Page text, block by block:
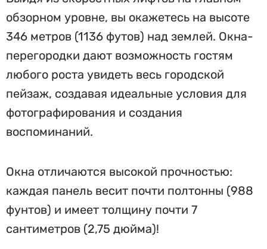
обзорном уровне, вы окажетесь на высоте
346 метров (1136 футов) над землей. Окна-
перегородки дают возможность гостям
любого роста увидеть весь городской
пейзаж, создавая идеальные условия для
фотографирования и создания
воспоминаний.
Окна отличаются высокой прочностью:
каждая панель весит почти полтонны (988
фунтов) и имеет толщину почти 7
сантиметров (2,75 дюйма)!